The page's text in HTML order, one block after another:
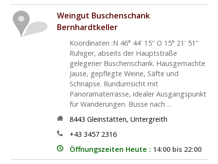
Weingut Buschenschank
Bernhardtkeller
Koordinaten :N 46° 44' 15'' O 15° 21' 51''
Ruhiger, abseits der Hauptstraße
gelegener Buschenschank. Hausgemachte
Jause, gepflegte Weine, Säfte und
Schnäpse. Rundumsicht mit
Panoramaterrasse, idealer Ausgangspunkt
für Wanderungen. Busse nach ...
8443 Gleinstätten, Untergreith
+43 3457 2316
Öffnungszeiten Heute : 14:00 bis 22:00